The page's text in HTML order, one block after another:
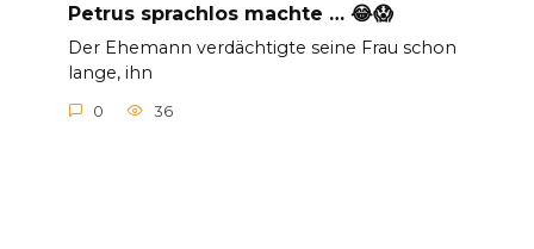
Petrus sprachlos machte … 😂😱
Der Ehemann verdächtigte seine Frau schon
lange, ihn
0 36